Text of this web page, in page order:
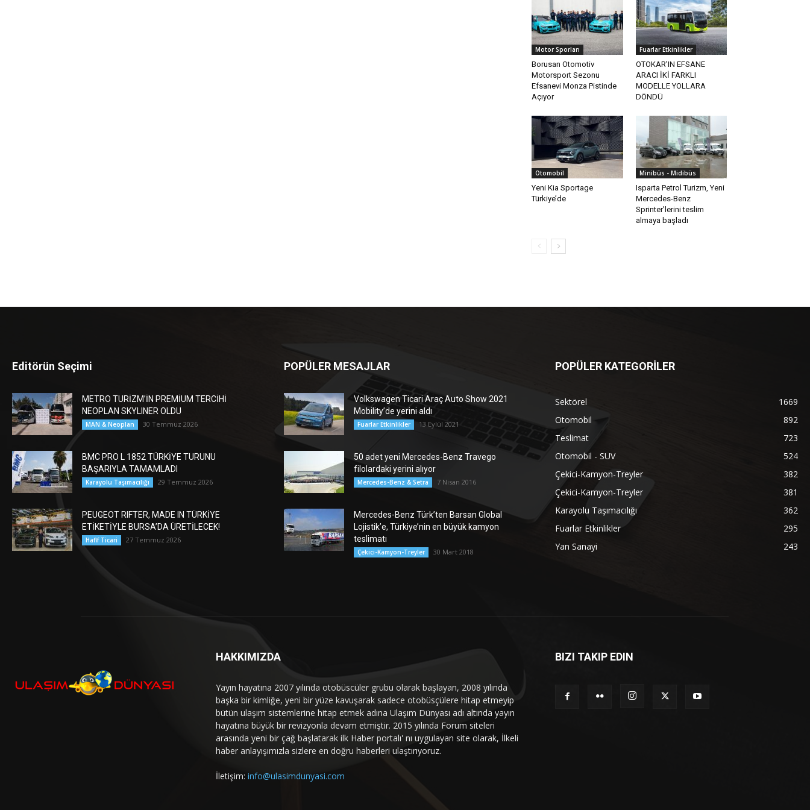
Motor Sporları
Borusan Otomotiv
Motorsport Sezonu
Efsanevi Monza Pistinde
Açıyor
Fuarlar Etkinlikler
OTOKAR’IN EFSANE
ARACI İKİ FARKLI
MODELLE YOLLARA
DÖNDÜ
Otomobil
Yeni Kia Sportage
Türkiye’de
Minibüs - Midibüs
Isparta Petrol Turizm, Yeni
Mercedes-Benz
Sprinter’lerini teslim
almaya başladı
Editörün Seçimi
METRO TURİZM’İN PREMİUM TERCİHİ
NEOPLAN SKYLINER OLDU
MAN & Neoplan 30 Temmuz 2026
BMC PRO L 1852 TÜRKİYE TURUNU
BAŞARIYLA TAMAMLADI
Karayolu Taşımacılığı 29 Temmuz 2026
PEUGEOT RIFTER, MADE IN TÜRKİYE
ETİKETİYLE BURSA’DA ÜRETİLECEK!
Hafif Ticari 27 Temmuz 2026
POPÜLER MESAJLAR
Volkswagen Ticari Araç Auto Show 2021
Mobility’de yerini aldı
Fuarlar Etkinlikler 13 Eylül 2021
50 adet yeni Mercedes-Benz Travego
filolardaki yerini alıyor
Mercedes-Benz & Setra 7 Nisan 2016
Mercedes-Benz Türk’ten Barsan Global
Lojistik’e, Türkiye’nin en büyük kamyon
teslimatı
Çekici-Kamyon-Treyler 30 Mart 2018
POPÜLER KATEGORİLER
Sektörel
1669
Otomobil
892
Teslimat
723
Otomobil - SUV
524
Çekici-Kamyon-Treyler
382
Çekici-Kamyon-Treyler
381
Karayolu Taşımacılığı
362
Fuarlar Etkinlikler
295
Yan Sanayi
243
HAKKIMIZDA
Yayın hayatına 2007 yılında otobüscüler grubu olarak başlayan, 2008 yılında
başka bir kimliğe, yeni bir yüze kavuşarak sadece otobüsçülere hitap etmeyip
bütün ulaşım sistemlerine hitap etmek adına Ulaşım Dünyası adı altında yayın
hayatına büyük bir revizyonla devam etmiştir. 2015 yılında Forum siteleri
arasında yeni bir çağ başlatarak ilk Haber portalı' nı uygulayan site olarak, İlkeli
haber anlayışımızla sizlere en doğru haberleri ulaştırıyoruz.
İletişim: info@ulasimdunyasi.com
BIZI TAKIP EDIN